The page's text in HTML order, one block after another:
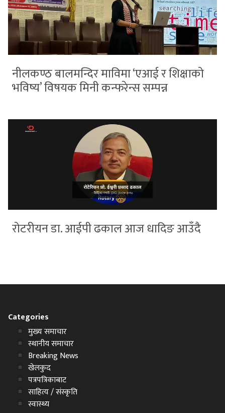
नीलकण्ठ बालमन्दिर माविमा ‘एआई र शिक्षाको
भविष्य’ विषयक मिनी कन्फरेन्स सम्पन्न
रोटरीयन डा. आईपी ढकाल आज धादिङ आउँदै
Categories
मुख्य समाचार
स्थानीय समाचार
Breaking News
खेलकुद
पत्रपत्रिकाबाट
साहित्य / संस्कृति
स्वास्थ्य